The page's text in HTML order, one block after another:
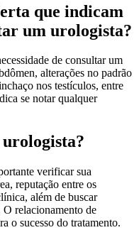
que indicam
um urologista?
de consultar um
alterações no padrão
nos testículos, entre
se notar qualquer
verificar sua
reputação entre os
além de buscar
O relacionamento de
o sucesso do tratamento.